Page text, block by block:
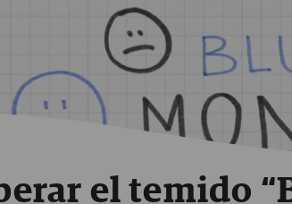
el temido